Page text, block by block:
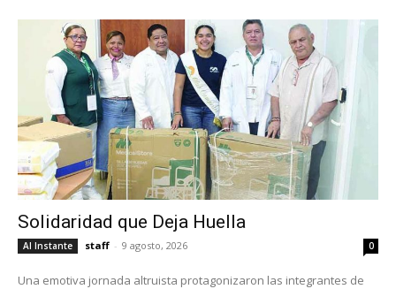
Solidaridad que Deja Huella
Al Instante staff - 9 agosto, 2026 0
Una emotiva jornada altruista protagonizaron las integrantes de